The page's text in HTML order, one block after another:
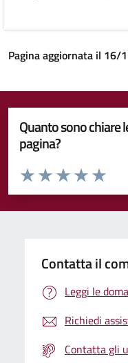
Pagina aggiornata il 16/
Quanto sono chiare
pagina?
Valuta da 1 a 5 stelle la
Valuta
Valuta 4
Valuta 3 stelle
Valuta 2 stelle su 5
Valuta 1 stelle su 5
Contatta il
Leggi le
Richiedi
Contatta gli